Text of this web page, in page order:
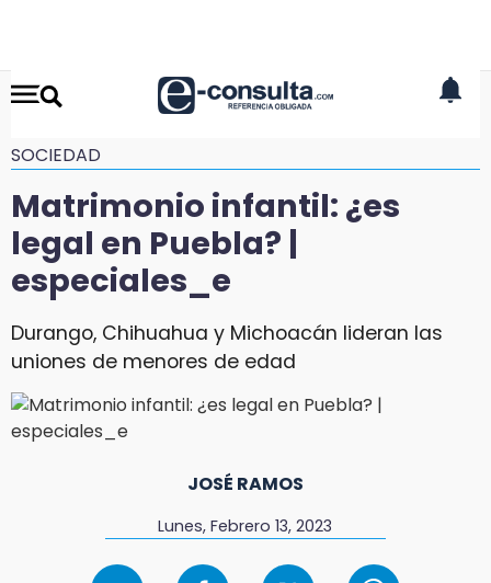
SOCIEDAD
Matrimonio infantil: ¿es
legal en Puebla? |
especiales_e
Durango, Chihuahua y Michoacán lideran las
uniones de menores de edad
JOSÉ RAMOS
Lunes, Febrero 13, 2023